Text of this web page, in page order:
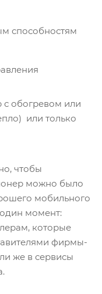
способностям
обогревом или
или только
чтобы
можно было
мобильного
момент:
которые
фирмы-
же в сервисы